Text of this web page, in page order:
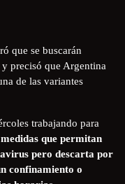
que se buscarán
precisó que Argentina
de las variantes
trabajando para
que permitan
pero descarta por
confinamiento o